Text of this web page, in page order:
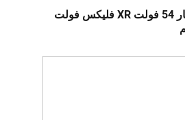
سلسلة منشار 54 فولت XR فليكس فولت